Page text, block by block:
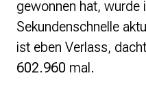
gewonnen hat, wurde
Sekundenschnelle
ist eben Verlass,
602.960 mal.